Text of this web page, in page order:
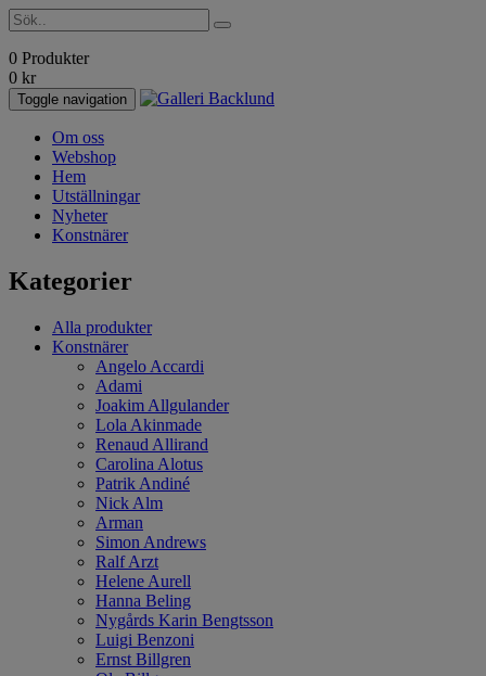
0 Produkter
0 kr
Toggle navigation
Om oss
Webshop
Hem
Utställningar
Nyheter
Konstnärer
Kategorier
Alla produkter
Konstnärer
Angelo Accardi
Adami
Joakim Allgulander
Lola Akinmade
Renaud Allirand
Carolina Alotus
Patrik Andiné
Nick Alm
Arman
Simon Andrews
Ralf Arzt
Helene Aurell
Hanna Beling
Nygårds Karin Bengtsson
Luigi Benzoni
Ernst Billgren